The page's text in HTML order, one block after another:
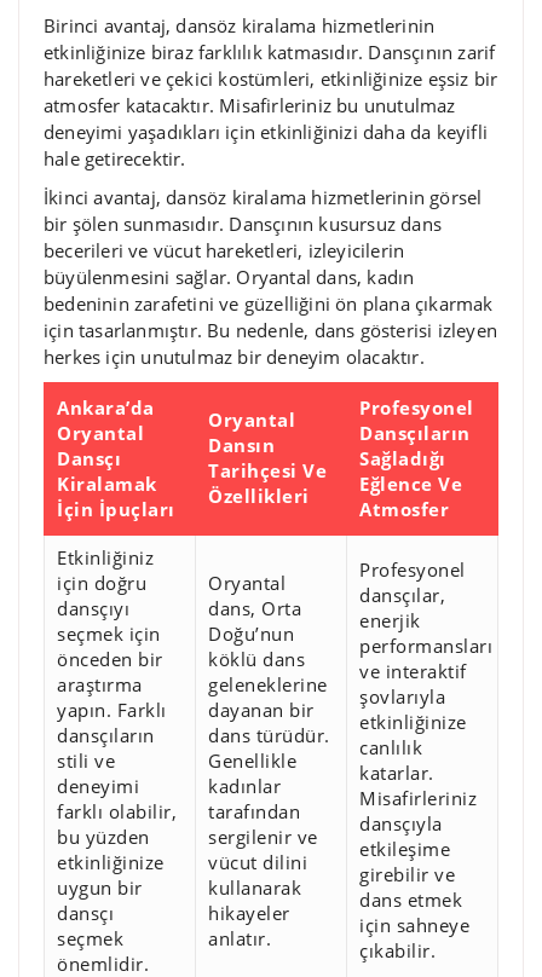
Birinci avantaj, dansöz kiralama hizmetlerinin
etkinliğinize biraz farklılık katmasıdır. Dansçının zarif
hareketleri ve çekici kostümleri, etkinliğinize eşsiz bir
atmosfer katacaktır. Misafirleriniz bu unutulmaz
deneyimi yaşadıkları için etkinliğinizi daha da keyifli
hale getirecektir.
İkinci avantaj, dansöz kiralama hizmetlerinin görsel
bir şölen sunmasıdır. Dansçının kusursuz dans
becerileri ve vücut hareketleri, izleyicilerin
büyülenmesini sağlar. Oryantal dans, kadın
bedeninin zarafetini ve güzelliğini ön plana çıkarmak
için tasarlanmıştır. Bu nedenle, dans gösterisi izleyen
herkes için unutulmaz bir deneyim olacaktır.
Ankara’da
Oryantal
Dansçı
Kiralamak
İçin İpuçları
Oryantal
Dansın
Tarihçesi Ve
Özellikleri
Profesyonel
Dansçıların
Sağladığı
Eğlence Ve
Atmosfer
Etkinliğiniz
için doğru
dansçıyı
seçmek için
önceden bir
araştırma
yapın. Farklı
dansçıların
stili ve
deneyimi
farklı olabilir,
bu yüzden
etkinliğinize
uygun bir
dansçı
seçmek
önemlidir.
Oryantal
dans, Orta
Doğu’nun
köklü dans
geleneklerine
dayanan bir
dans türüdür.
Genellikle
kadınlar
tarafından
sergilenir ve
vücut dilini
kullanarak
hikayeler
anlatır.
Profesyonel
dansçılar,
enerjik
performansları
ve interaktif
şovlarıyla
etkinliğinize
canlılık
katarlar.
Misafirleriniz
dansçıyla
etkileşime
girebilir ve
dans etmek
için sahneye
çıkabilir.